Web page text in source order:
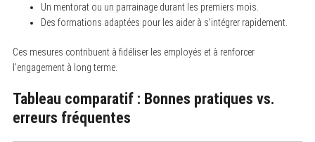
Un mentorat ou un parrainage durant les premiers mois.
Des formations adaptées pour les aider à s’intégrer rapidement.
Ces mesures contribuent à fidéliser les employés et à renforcer
l’engagement à long terme.
Tableau comparatif : Bonnes pratiques vs.
erreurs fréquentes